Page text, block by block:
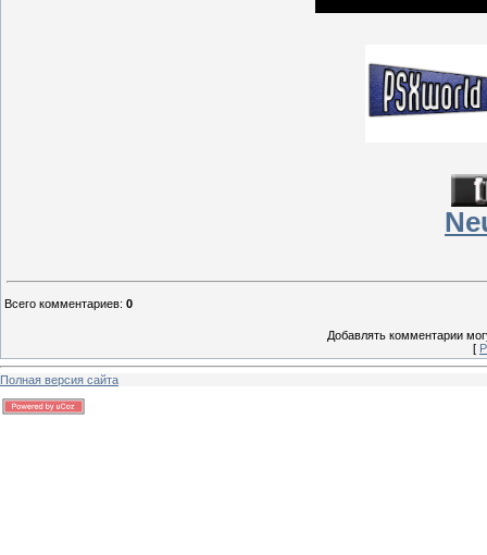
Всего комментариев: 0
Добавлять комментарии
[
Полная версия сайта